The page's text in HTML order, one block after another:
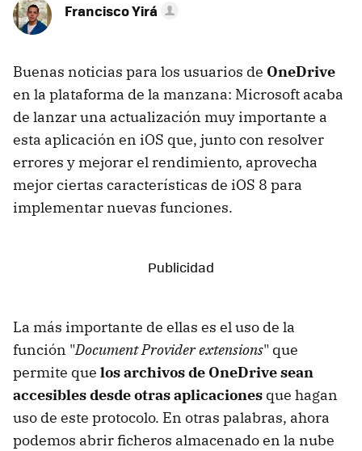
Francisco Yirá
Buenas noticias para los usuarios de OneDrive
en la plataforma de la manzana: Microsoft acaba
de lanzar una actualización muy importante a
esta aplicación en iOS que, junto con resolver
errores y mejorar el rendimiento, aprovecha
mejor ciertas características de iOS 8 para
implementar nuevas funciones.
La más importante de ellas es el uso de la
función "Document Provider extensions" que
permite que los archivos de OneDrive sean
accesibles desde otras aplicaciones que hagan
uso de este protocolo. En otras palabras, ahora
podemos abrir ficheros almacenado en la nube